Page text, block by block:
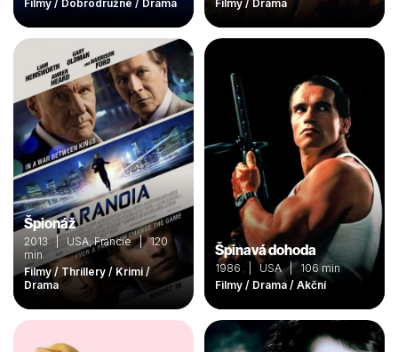
Filmy / Dobrodružné / Drama
Filmy / Drama
Špionáž
2013 | USA, Francie | 120
min
Filmy / Thrillery / Krimi /
Drama
Špinavá dohoda
1986 | USA | 106 min
Filmy / Drama / Akční